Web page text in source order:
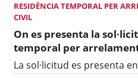
RESIDÈNCIA TEMPORAL PER
CIVIL
On es presenta la
temporal per
La sol·licitud es presenta